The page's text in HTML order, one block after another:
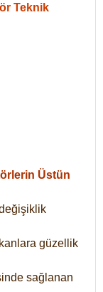
Teknik
Üstün
güzellik
sağlanan